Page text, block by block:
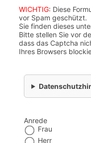
WICHTIG: Diese
vor Spam geschützt.
Sie finden dieses
Bitte stellen Sie vor
dass das Captcha
Ihres Browsers
Anrede
Frau
Herr